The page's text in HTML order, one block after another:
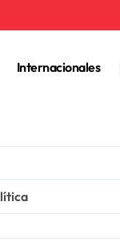
Internacionales